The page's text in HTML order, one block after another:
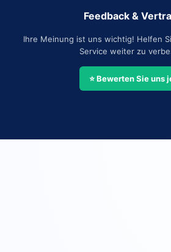
Feedback &
Ihre Meinung ist uns wichtig! Helfen
Service weiter zu
⭐ Bewerten Sie uns